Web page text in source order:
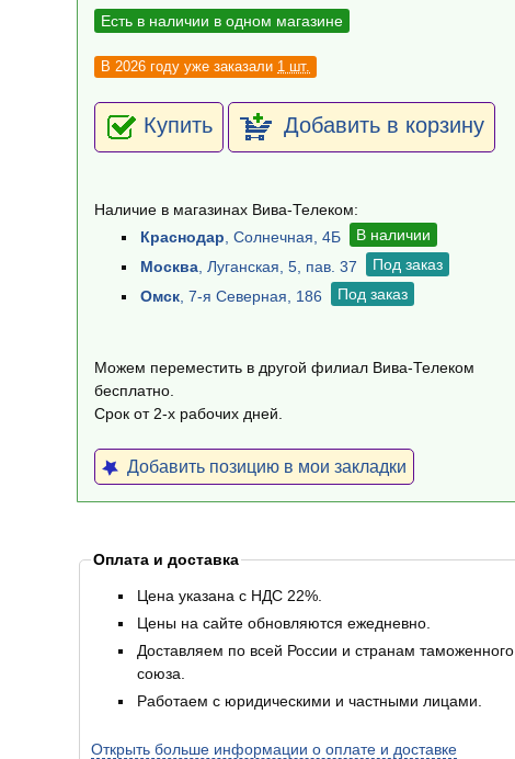
Есть в наличии в одном магазине
В 2026 году уже заказали 1 шт.
Купить Добавить в корзину
Наличие в магазинах Вива-Телеком:
Краснодар , Солнечная, 4Б
В наличии
Москва , Луганская, 5, пав. 37
Под заказ
Омск , 7-я Северная, 186 Под заказ
Можем переместить в другой филиал Вива-Телеком
бесплатно.
Срок от 2-х рабочих дней.
Добавить позицию в мои закладки
Оплата и доставка
Цена указана с НДС 22%.
Цены на сайте обновляются ежедневно.
Доставляем по всей России и странам таможенного
союза.
Работаем с юридическими и частными лицами.
Открыть больше информации о оплате и доставке